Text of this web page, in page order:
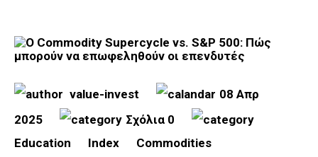
value-invest
08 Απρ
2025
Σχόλια 0
Education
Index Commodities